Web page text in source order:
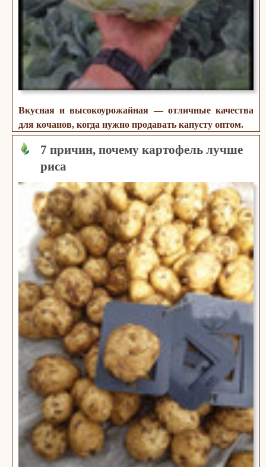
Вкусная и высокоурожайная — отличные качества
для кочанов, когда нужно продавать капусту оптом.
7 причин, почему картофель лучше
риса